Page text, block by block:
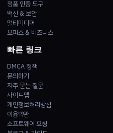
정품 인증 도구
백신 & 보안
멀티미디어
오피스 & 비즈니스
빠른 링크
DMCA 정책
문의하기
자주 묻는 질문
사이트맵
개인정보처리방침
이용약관
소프트웨어 요청